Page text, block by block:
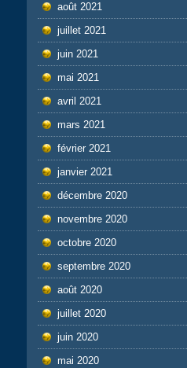
août 2021
juillet 2021
juin 2021
mai 2021
avril 2021
mars 2021
février 2021
janvier 2021
décembre 2020
novembre 2020
octobre 2020
septembre 2020
août 2020
juillet 2020
juin 2020
mai 2020